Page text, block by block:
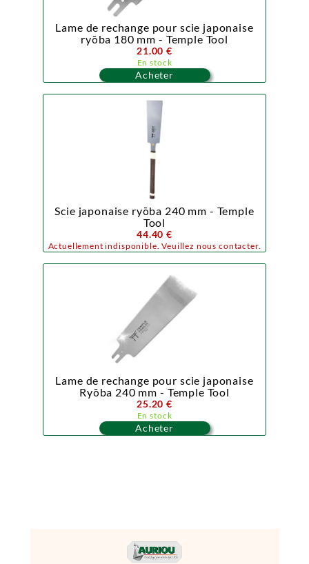
Lame de rechange pour scie japonaise
ryōba 180 mm - Temple Tool
21.00 €
En stock
Acheter
Scie japonaise ryōba 240 mm - Temple
Tool
44.40 €
Actuellement indisponible. Veuillez nous contacter.
Lame de rechange pour scie japonaise
Ryōba 240 mm - Temple Tool
25.20 €
En stock
Acheter